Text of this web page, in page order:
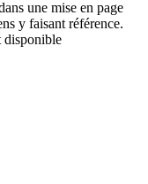
une mise en page
y faisant référence.
disponible